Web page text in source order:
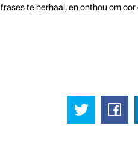
frases te herhaal, en onthou om oor